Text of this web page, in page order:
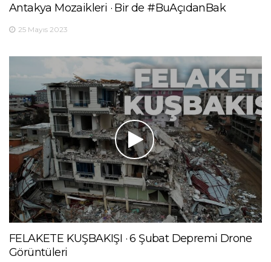
Antakya Mozaikleri · Bir de #BuAçıdanBak
25 Mayıs 2023
FELAKETE KUŞBAKIŞI · 6 Şubat Depremi Drone
Görüntüleri